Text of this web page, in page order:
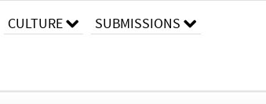
CULTURE SUBMISSIONS